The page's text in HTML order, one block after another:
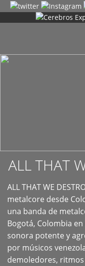
ALL THAT
ALL THAT WE
metalcore desde
una banda de
Bogotá, Colombia
sonora potente y
por músicos
demoledores,